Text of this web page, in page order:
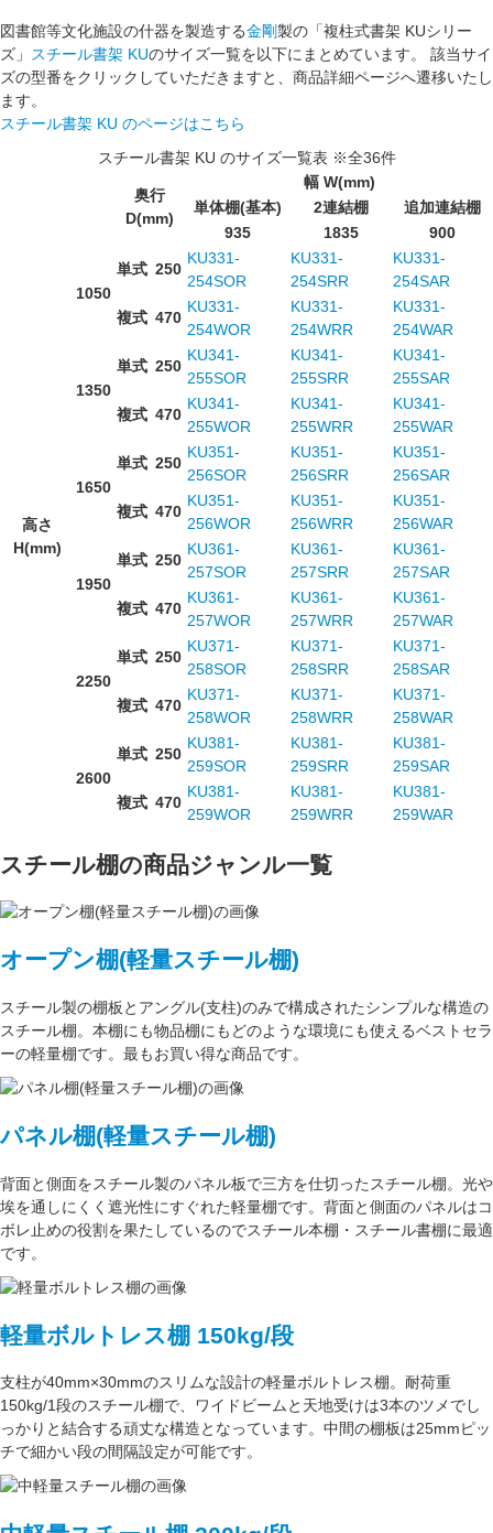
図書館等文化施設の什器を製造する金剛製の「複柱式書架 KUシリー
ズ」
スチール書架 KUのサイズ一覧を以下にまとめています。 該当サイ
ズの型番をクリックしていただきますと、商品詳細ページへ遷移いたし
ます。
スチール書架 KU のページはこちら
スチール書架 KU のサイズ一覧表 ※全36件
奥行
D(mm)
幅 W(mm)
単体棚(基本)
2連結棚
追加連結棚
935
1835 900
高さ
H(mm)
1050
単式 250
KU331-
254SOR
KU331-
254SRR
KU331-
254SAR
複式 470
KU331-
254WOR
KU331-
254WRR
KU331-
254WAR
1350
単式 250
KU341-
255SOR
KU341-
255SRR
KU341-
255SAR
複式 470
KU341-
255WOR
KU341-
255WRR
KU341-
255WAR
1650
単式 250
KU351-
256SOR
KU351-
256SRR
KU351-
256SAR
複式 470
KU351-
256WOR
KU351-
256WRR
KU351-
256WAR
1950
単式 250
KU361-
257SOR
KU361-
257SRR
KU361-
257SAR
複式 470
KU361-
257WOR
KU361-
257WRR
KU361-
257WAR
2250
単式 250
KU371-
258SOR
KU371-
258SRR
KU371-
258SAR
複式 470
KU371-
258WOR
KU371-
258WRR
KU371-
258WAR
2600
単式 250
KU381-
259SOR
KU381-
259SRR
KU381-
259SAR
複式 470
KU381-
259WOR
KU381-
259WRR
KU381-
259WAR
スチール棚の商品ジャンル一覧
オープン棚(軽量スチール棚)
スチール製の棚板 と アングル(支柱)のみで構成されたシンプルな構造の
スチール棚。本棚にも物品棚にもどのような環境にも使えるベストセラ
ーの軽量棚です。最もお買い得な商品です。
パネル棚(軽量スチール棚)
背面と側面をスチール製のパネル板で三方を仕切った スチール棚。 光や
埃を通しにくく遮光性にすぐれた軽量棚です。背面と側面のパネルはコ
ボレ止めの役割を果たしているのでスチール本棚・スチール書棚に最適
です。
軽量ボルトレス棚 150kg/段
支柱が40mm×30mmのスリムな設計の軽量ボルトレス棚。 耐荷重
150kg/1段のスチール棚で、ワイドビームと天地受けは3本のツメでし
っかりと結合する頑丈な構造となっています。中間の棚板は25mmピッ
チで細かい段の間隔設定が可能です。